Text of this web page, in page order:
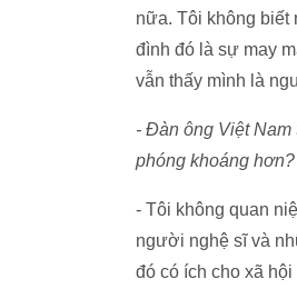
nữa. Tôi không biết
đình đó là sự may
vẫn thấy mình là
- Đàn ông Việt Nam
phóng khoáng hơn?
- Tôi không quan
người nghệ sĩ và
đó có ích cho xã